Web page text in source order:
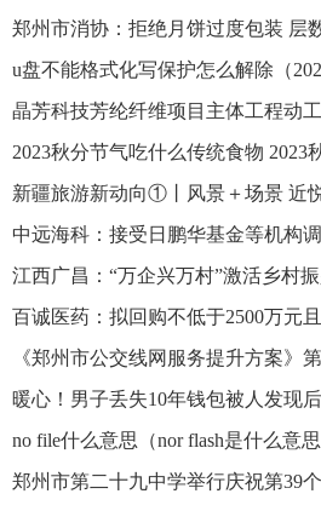
郑州市消协：拒绝月饼过度包装 层
晶芳科技芳纶纤维项目主体工程动工
2023秋分节气吃什么传统食物 2023
新疆旅游新动向①丨风景＋场景 近
中远海科：接受日鹏华基金等机构
江西广昌：“万企兴万村”激活乡村
《郑州市公交线网服务提升方案》
no file什么意思（nor flash是什么意思
郑州市第二十九中学举行庆祝第39